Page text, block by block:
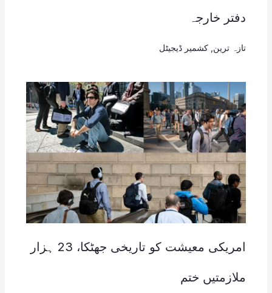
دفتر خارجہ
تازہ ترین کشمیر ڈیجیٹل
امریکی معیشت کو تاریخی جھٹکا، 23 ہزار
ملازمتیں ختم